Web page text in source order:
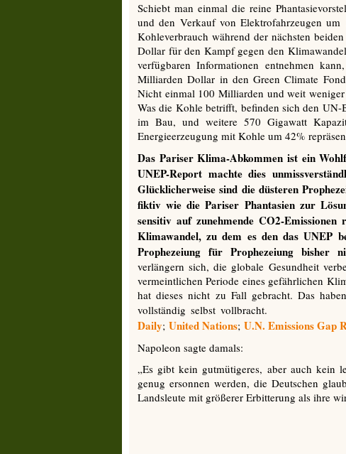
Schiebt man einmal die reine
und den Verkauf von Elektrofahrzeugen
Kohleverbrauch während der nächsten
Dollar für den Kampf gegen den
verfügbaren Informationen entnehmen
Milliarden Dollar in den Green Climate
Nicht einmal 100 Milliarden und weit
Was die Kohle betrifft, befinden sich den
im Bau, und weitere 570 Gigawatt
Energieerzeugung mit Kohle um 42%
Das Pariser Klima-Abkommen ist ein
UNEP-Report machte dies
Glücklicherweise sind die düsteren
fiktiv wie die Pariser Phantasien zur
sensitiv auf zunehmende CO2-
Klimawandel, zu dem es den das UNEP
Prophezeiung für Prophezeiung bisher
verlängern sich, die globale Gesundheit
vermeintlichen Periode eines gefährlichen
hat dieses nicht zu Fall gebracht. Das
vollständig selbst
Daily; United Nations; U.N. Emissions Gap
Napoleon sagte damals:
„Es gibt kein gutmütigeres, aber auch kein
genug ersonnen werden, die Deutschen
Landsleute mit größerer Erbitterung als ihre